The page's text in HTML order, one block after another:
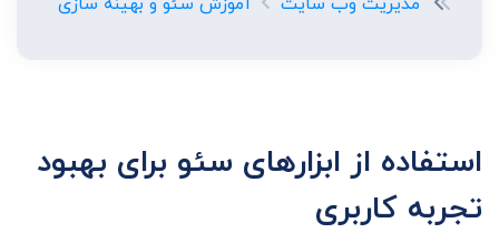
استفاده از ابزارهای سئو برای بهبود
تجربه کاربری